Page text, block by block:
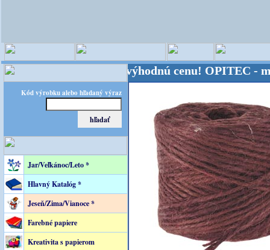
Kód výrobku alebo hľadaný výraz
Jar/Veľkánoc/Leto *
Hlavný Katalóg *
Jeseň/Zima/Vianoce *
Farebné papiere
Kreativita s papierom
- Kvalita za výhodnú cenu! OPITEC - majster